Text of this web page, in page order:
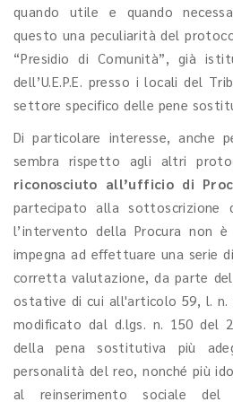
quando utile e quando
questo una peculiarità del
“Presidio di Comunità”, già
dell’U.E.P.E. presso i locali del
settore specifico delle pene
Di particolare interesse, anche
sembra rispetto agli altri
riconosciuto all’ufficio di
partecipato alla
l’intervento della Procura non
impegna ad effettuare una serie
corretta valutazione, da parte
ostative di cui all'articolo 59, l. n.
modificato dal d.lgs. n. 150 del
della pena sostitutiva più
personalità del reo, nonché più
al reinserimento sociale del